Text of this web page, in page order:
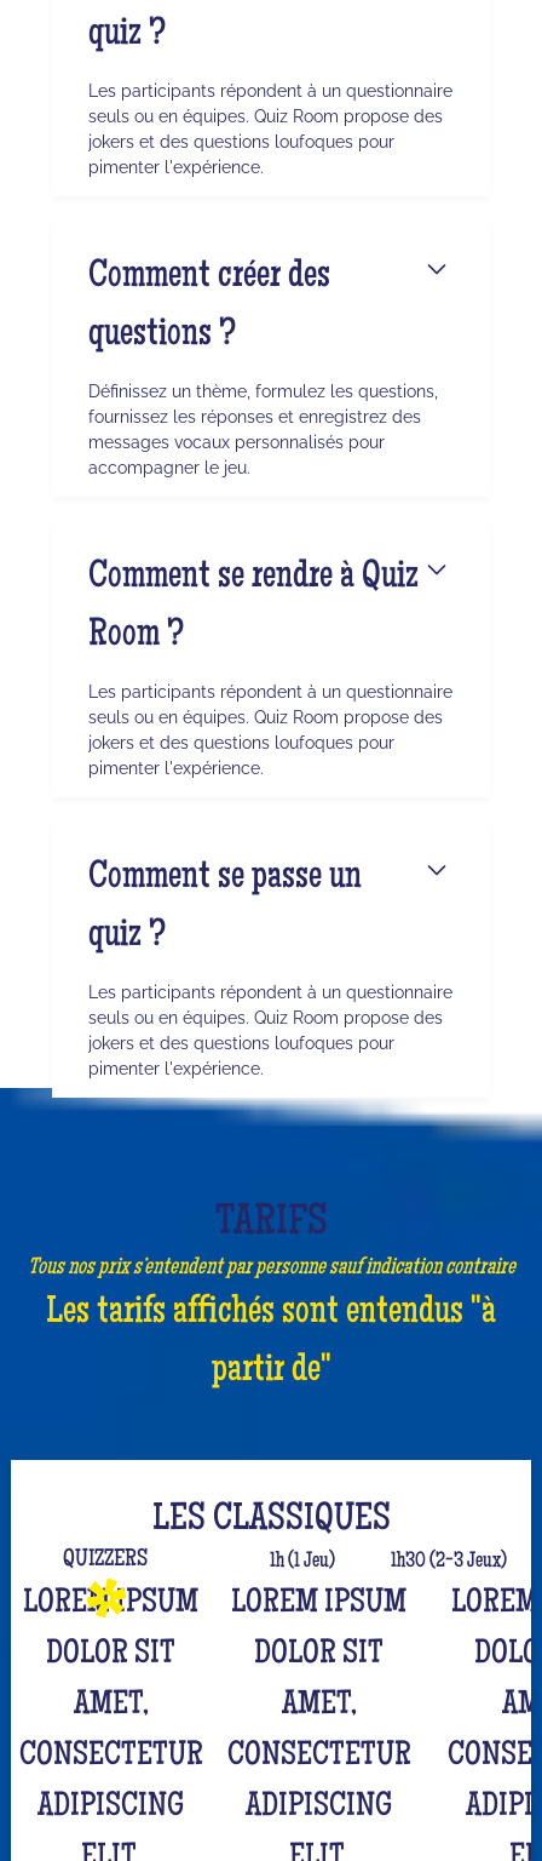
quiz ?
Les participants répondent à un questionnaire
seuls ou en équipes. Quiz Room propose des
jokers et des questions loufoques pour
pimenter l'expérience.
Comment créer des
questions ?
Définissez un thème, formulez les questions,
fournissez les réponses et enregistrez des
messages vocaux personnalisés pour
accompagner le jeu.
Comment se rendre à Quiz
Room ?
Les participants répondent à un questionnaire
seuls ou en équipes. Quiz Room propose des
jokers et des questions loufoques pour
pimenter l'expérience.
Comment se passe un
quiz ?
Les participants répondent à un questionnaire
seuls ou en équipes. Quiz Room propose des
jokers et des questions loufoques pour
pimenter l'expérience.
TARIFS
Tous nos prix s’entendent par personne sauf indication contraire
Les tarifs affichés sont entendus "à
partir de"
LES CLASSIQUES
QUIZZERS 1h (1 Jeu) 1h30 (2-3 Jeux)
LOREM IPSUM
DOLOR SIT
AMET,
CONSECTETUR
ADIPISCING
LOREM IPSUM
DOLOR SIT
AMET,
CONSECTETUR
ADIPISCING